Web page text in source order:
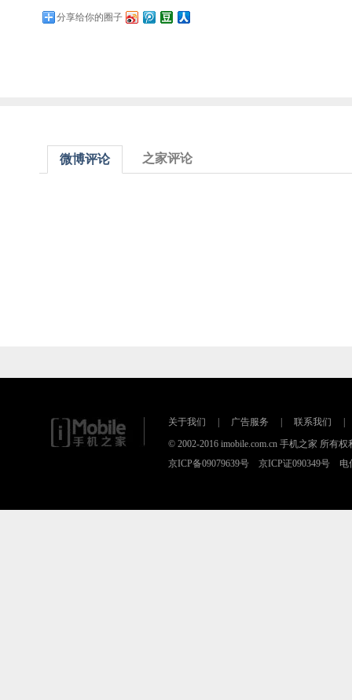
分享给你的圈子
微博评论 之家评论
关于我们 广告服务 联系我们
© 2002-2016 imobile.com.cn 手机之家 所有权
京ICP备09079639号 京ICP证090349号 电